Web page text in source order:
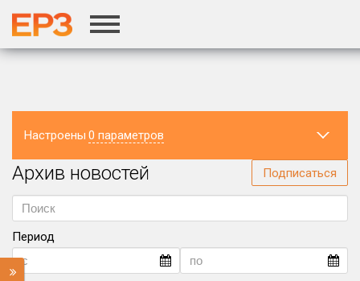
г.Москва
Настроены 0 параметров
Регион
Архив новостей Подписаться
Период